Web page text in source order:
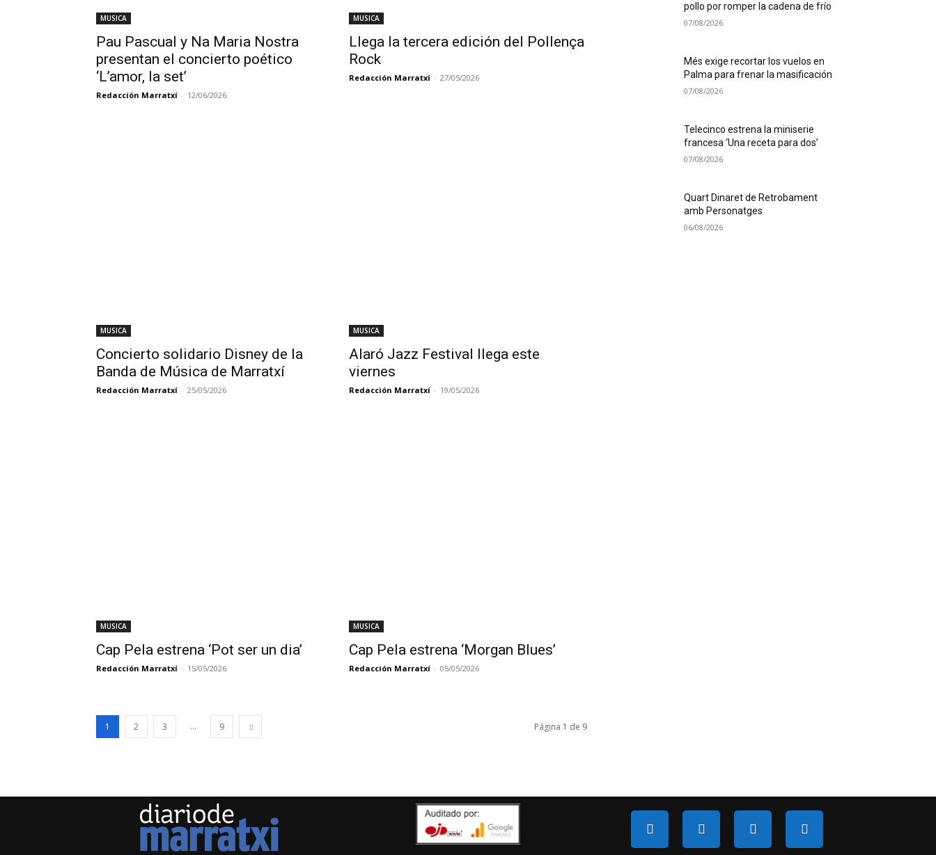
MUSICA
Pau Pascual y Na Maria Nostra
presentan el concierto poético
‘L’amor, la set’
Redacción Marratxí - 12/06/2026
MUSICA
Llega la tercera edición del Pollença
Rock
Redacción Marratxí - 27/05/2026
MUSICA
Concierto solidario Disney de la
Banda de Música de Marratxí
Redacción Marratxí - 25/05/2026
MUSICA
Alaró Jazz Festival llega este
viernes
Redacción Marratxí - 19/05/2026
MUSICA
Cap Pela estrena ‘Pot ser un dia’
Redacción Marratxí - 15/05/2026
MUSICA
Cap Pela estrena ‘Morgan Blues’
Redacción Marratxí - 05/05/2026
1 2 3 ... 9 Página 1 de 9
pollo por romper la cadena de frío
07/08/2026
Més exige recortar los vuelos en
Palma para frenar la masificación
07/08/2026
Telecinco estrena la miniserie
francesa ‘Una receta para dos’
07/08/2026
Quart Dinaret de Retrobament
amb Personatges
06/08/2026